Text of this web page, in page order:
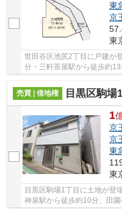
東
京
東
世田谷区池尻2丁目に戸建が
分・三軒茶屋駅から徒歩約
売買 | 借地権
目黒区駒場
1
京
京
東
東
目黒区駒場1丁目に土地が登
神泉駅から徒歩約10分、田